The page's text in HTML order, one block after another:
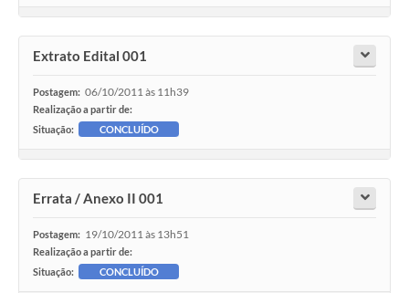
Extrato Edital 001
Postagem: 06/10/2011 às 11h39
Realização a partir de:
Situação:
CONCLUÍDO
Errata / Anexo II 001
Postagem: 19/10/2011 às 13h51
Realização a partir de:
Situação:
CONCLUÍDO